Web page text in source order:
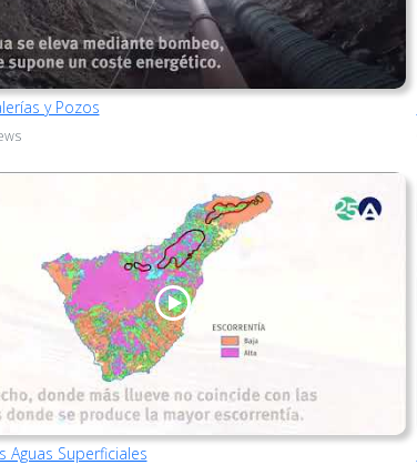
y Pozos
Aguas Superficiales